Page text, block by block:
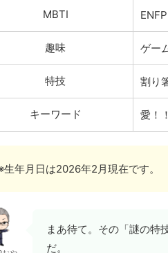
MBTI ENFP
趣味 ゲー
特技 割り
キーワード 愛！
生年月日は2026年2月現在です。
まあ待て。その「謎の特
だ。